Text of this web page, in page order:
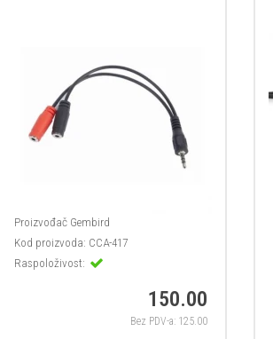
ProizvođačGembird
Kod proizvoda: CCA-417
Raspoloživost:
150.00
Bez PDV-a: 125.00